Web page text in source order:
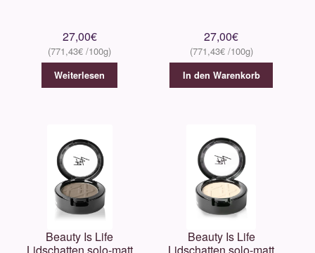
27,00€
771,43€
Weiterlesen
27,00€
771,43€
In den Warenkorb
Beauty Is Life
Beauty Is Life